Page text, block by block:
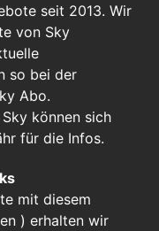
seit 2013. Wir
von Sky
so bei der
Abo.
können sich
für die Infos.
mit diesem
) erhalten wir